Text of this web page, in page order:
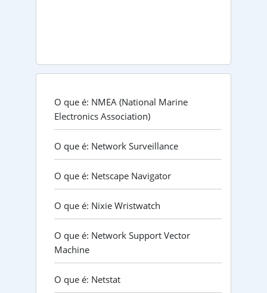
O que é: NMEA (National Marine
Electronics Association)
O que é: Network Surveillance
O que é: Netscape Navigator
O que é: Nixie Wristwatch
O que é: Network Support Vector
Machine
O que é: Netstat